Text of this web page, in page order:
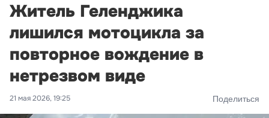
Житель Геленджика
лишился мотоцикла за
повторное вождение в
нетрезвом виде
21 мая 2026, 19:25 Поделиться